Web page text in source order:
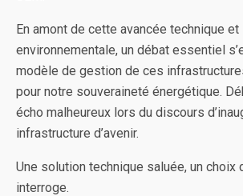
En amont de cette avancée technique et
environnementale, un débat essentiel
modèle de gestion de ces
pour notre souveraineté énergétique.
écho malheureux lors du discours
infrastructure d’avenir.
Une solution technique saluée, un choix
interroge.